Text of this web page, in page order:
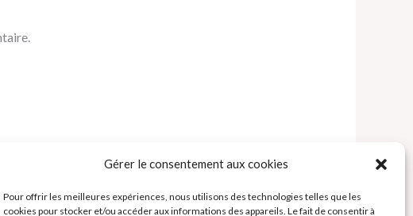
Gérer le consentement aux cookies
Pour offrir les meilleures expériences, nous utilisons des technologies telles que les
cookies pour stocker et/ou accéder aux informations des appareils. Le fait de consentir à